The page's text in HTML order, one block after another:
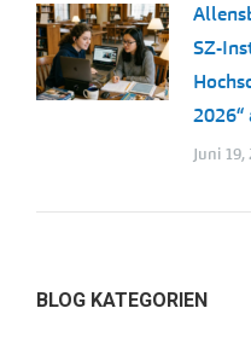
SZ-
2026“
Juni 19,
BLOG KATEGORIEN